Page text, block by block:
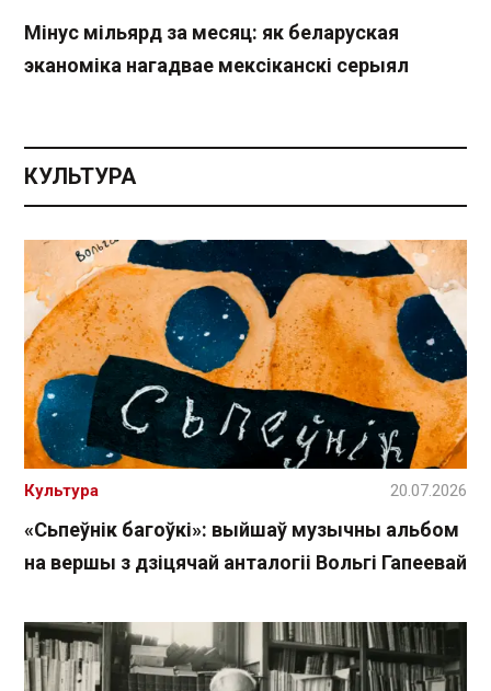
Мінус мільярд за месяц: як беларуская
эканоміка нагадвае мексіканскі серыял
КУЛЬТУРА
«Сьпеўнік багоўкі»: выйшаў музычны альбом
на вершы з дзіцячай анталогіі Вольгі Гапеевай
Культура 20.07.2026